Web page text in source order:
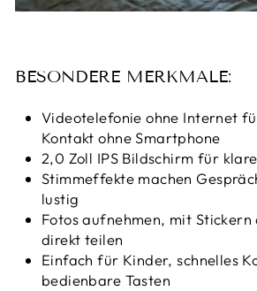
BESONDERE MERKMALE:
Videotelefonie ohne Internet
Kontakt ohne Smartphone
2,0 Zoll IPS Bildschirm für
Stimmeffekte machen
lustig
Fotos aufnehmen, mit Stickern
direkt teilen
Einfach für Kinder, schnelles
bedienbare Tasten